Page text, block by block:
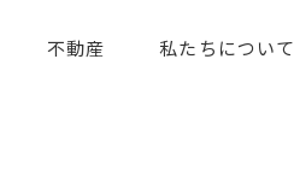
不動産 私たちについて